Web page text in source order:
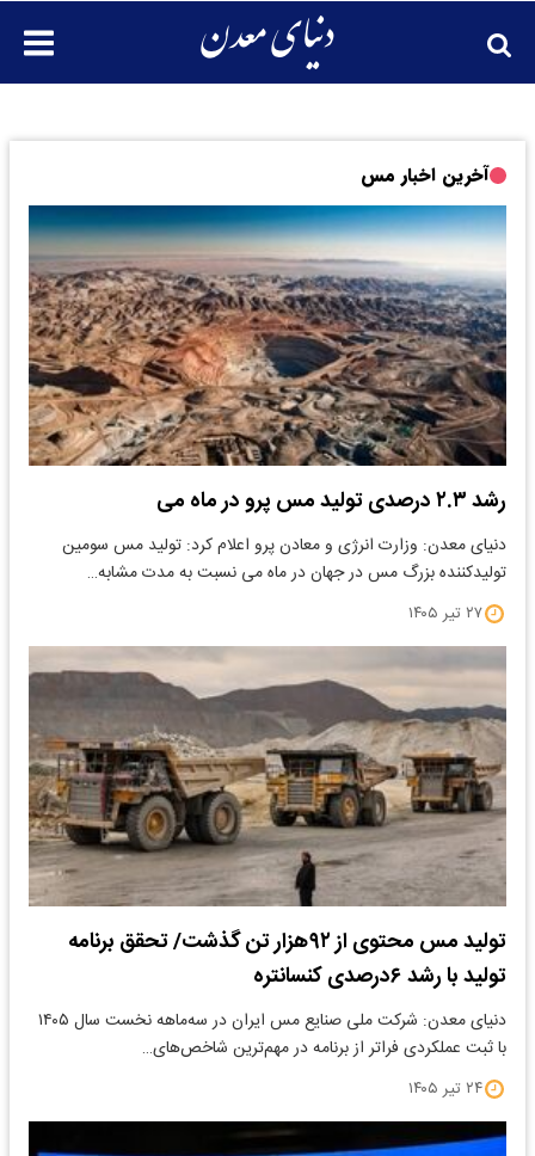
آخرین اخبار مس
رشد ۲.۳ درصدی تولید مس پرو در ماه می
دنیای معدن: وزارت انرژی و معادن پرو اعلام کرد: تولید مس سومین
تولیدکننده بزرگ مس در جهان در ماه می نسبت به مدت مشابه…
۲۷ تیر ۱۴۰۵
تولید مس محتوی از ۹۲هزار تن گذشت/ تحقق برنامه
تولید با رشد ۶درصدی کنسانتره
دنیای معدن: شرکت ملی صنایع مس ایران در سه‌ماهه نخست سال ۱۴۰۵
با ثبت عملکردی فراتر از برنامه در مهم‌ترین شاخص‌های…
۲۴ تیر ۱۴۰۵